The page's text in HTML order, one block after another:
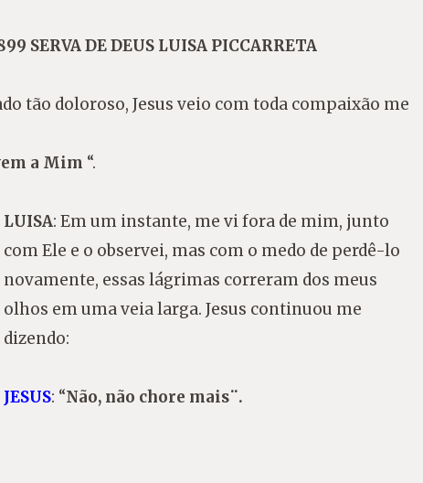
SERVA DE DEUS LUISA PICCARRETA
tão doloroso, Jesus veio com toda compaixão me
a Mim “.
LUISA: Em um instante, me vi fora de mim, junto
com Ele e o observei, mas com o medo de perdê-lo
novamente, essas lágrimas correram dos meus
olhos em uma veia larga. Jesus continuou me
dizendo:
JESUS: “Não, não chore mais¨.